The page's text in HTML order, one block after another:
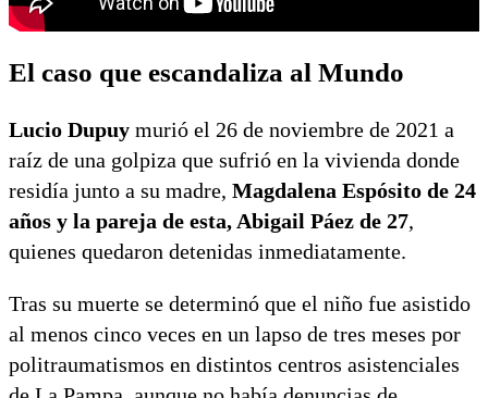
El caso que escandaliza al Mundo
Lucio Dupuy murió el 26 de noviembre de 2021 a
raíz de una golpiza que sufrió en la vivienda donde
residía junto a su madre, Magdalena Espósito de 24
años y la pareja de esta, Abigail Páez de 27,
quienes quedaron detenidas inmediatamente.
Tras su muerte se determinó que el niño fue asistido
al menos cinco veces en un lapso de tres meses por
politraumatismos en distintos centros asistenciales